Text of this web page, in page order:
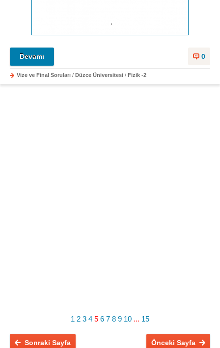
0
Devamı
Vize ve Final Soruları / Düzce Üniversitesi / Fizik -2
1 2 3 4 5 6 7 8 9 10 ... 15
Önceki Sayfa
Sonraki Sayfa